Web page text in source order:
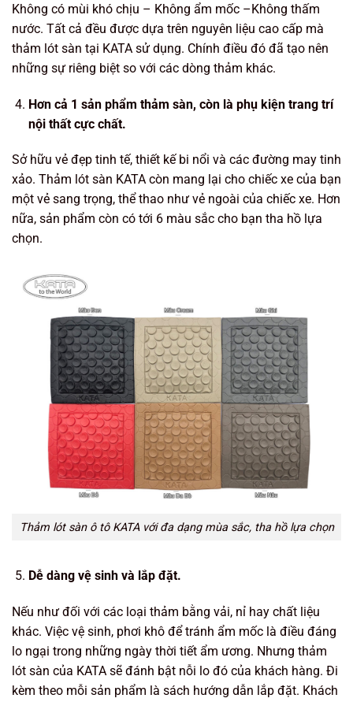
Không có mùi khó chịu – Không ẩm mốc –Không thấm
nước. Tất cả đều được dựa trên nguyên liệu cao cấp mà
thảm lót sàn tại KATA sử dụng. Chính điều đó đã tạo nên
những sự riêng biệt so với các dòng thảm khác.
Hơn cả 1 sản phẩm thảm sàn, còn là phụ kiện trang trí
nội thất cực chất.
Sở hữu vẻ đẹp tinh tế, thiết kế bi nổi và các đường may tinh
xảo. Thảm lót sàn KATA còn mang lại cho chiếc xe của bạn
một vẻ sang trọng, thể thao như vẻ ngoài của chiếc xe. Hơn
nữa, sản phẩm còn có tới 6 màu sắc cho bạn tha hồ lựa
chọn.
Thảm lót sàn ô tô KATA với đa dạng mùa sắc, tha hồ lựa chọn
Dễ dàng vệ sinh và lắp đặt.
Nếu như đối với các loại thảm bằng vải, nỉ hay chất liệu
khác. Việc vệ sinh, phơi khô để tránh ẩm mốc là điều đáng
lo ngại trong những ngày thời tiết ẩm ương. Nhưng thảm
lót sàn của KATA sẽ đánh bật nỗi lo đó của khách hàng. Đi
kèm theo mỗi sản phẩm là sách hướng dẫn lắp đặt. Khách